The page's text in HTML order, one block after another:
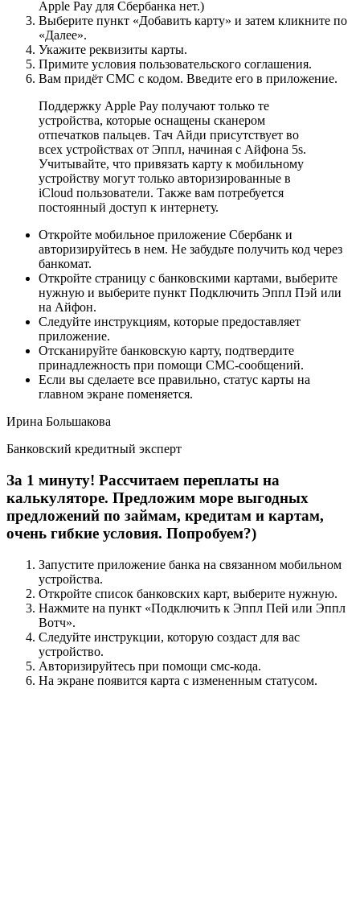
Apple Pay для Сбербанка нет.)
Выберите пункт «Добавить карту» и затем кликните по
«Далее».
Укажите реквизиты карты.
Примите условия пользовательского соглашения.
Вам придёт СМС с кодом. Введите его в приложение.
Поддержку Apple Pay получают только те
устройства, которые оснащены сканером
отпечатков пальцев. Тач Айди присутствует во
всех устройствах от Эппл, начиная с Айфона 5s.
Учитывайте, что привязать карту к мобильному
устройству могут только авторизированные в
iCloud пользователи. Также вам потребуется
постоянный доступ к интернету.
Откройте мобильное приложение Сбербанк и
авторизируйтесь в нем. Не забудьте получить код через
банкомат.
Откройте страницу с банковскими картами, выберите
нужную и выберите пункт Подключить Эппл Пэй или
на Айфон.
Следуйте инструкциям, которые предоставляет
приложение.
Отсканируйте банковскую карту, подтвердите
принадлежность при помощи СМС-сообщений.
Если вы сделаете все правильно, статус карты на
главном экране поменяется.
Ирина Большакова
Банковский кредитный эксперт
За 1 минуту! Рассчитаем переплаты на
калькуляторе. Предложим море выгодных
предложений по займам, кредитам и картам,
очень гибкие условия. Попробуем?)
Запустите приложение банка на связанном мобильном
устройства.
Откройте список банковских карт, выберите нужную.
Нажмите на пункт «Подключить к Эппл Пей или Эппл
Вотч».
Следуйте инструкции, которую создаст для вас
устройство.
Авторизируйтесь при помощи смс-кода.
На экране появится карта с измененным статусом.